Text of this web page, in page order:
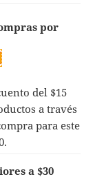
por
del $15
a través
para este
a $30